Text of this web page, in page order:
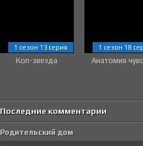
Коп-звезда
1 сезон 13 серия
Анатомия
1 сезон 18
Последние комментарии
Родительский дом